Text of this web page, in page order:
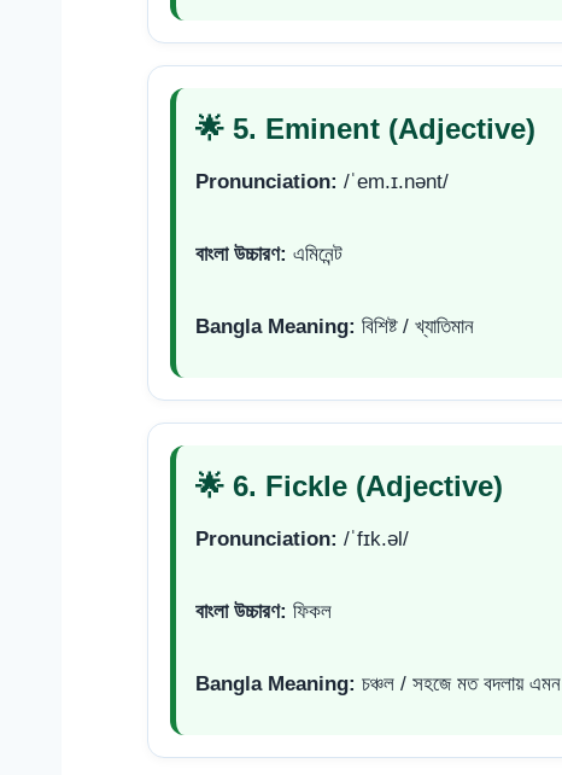
🌟 5. Eminent (Adjective)
Pronunciation: /ˈem.ɪ.nənt/
বাংলা উচ্চারণ: এমিনেন্ট
Bangla Meaning: বিশিষ্ট / খ্যাতিমান
🌟 6. Fickle (Adjective)
Pronunciation: /ˈfɪk.əl/
বাংলা উচ্চারণ: ফিকল
Bangla Meaning: চঞ্চল / সহজে মত বদলায় এমন